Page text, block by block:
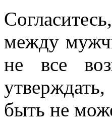
между
не все
быть не